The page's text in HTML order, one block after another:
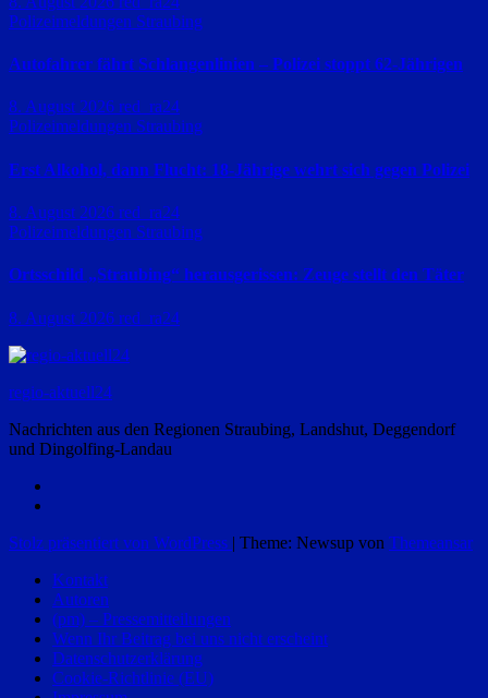
Polizeimeldungen Straubing
Autofahrer fährt Schlangenlinien – Polizei stoppt 62-Jährigen
8. August 2026 red_ra24
Polizeimeldungen Straubing
Erst Alkohol, dann Flucht: 18-Jährige wehrt sich gegen Polizei
8. August 2026 red_ra24
Polizeimeldungen Straubing
Ortsschild „Straubing“ herausgerissen: Zeuge stellt den Täter
8. August 2026 red_ra24
regio-aktuell24
Nachrichten aus den Regionen Straubing, Landshut, Deggendorf
und Dingolfing-Landau
Stolz präsentiert von WordPress | Theme: Newsup von Themeansar
Kontakt
Autoren
(pm) – Pressemitteilungen
Wenn Ihr Beitrag bei uns nicht erscheint
Datenschutzerklärung
Cookie-Richtlinie (EU)